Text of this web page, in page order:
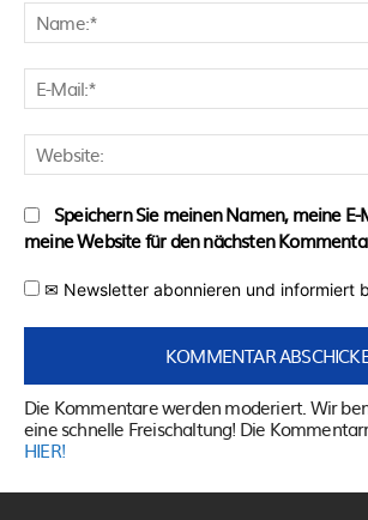
Speichern Sie meinen Namen, meine E-
meine Website für den nächsten
✉ Newsletter abonnieren und informiert
Die Kommentare werden moderiert. Wir
eine schnelle Freischaltung! Die
HIER!